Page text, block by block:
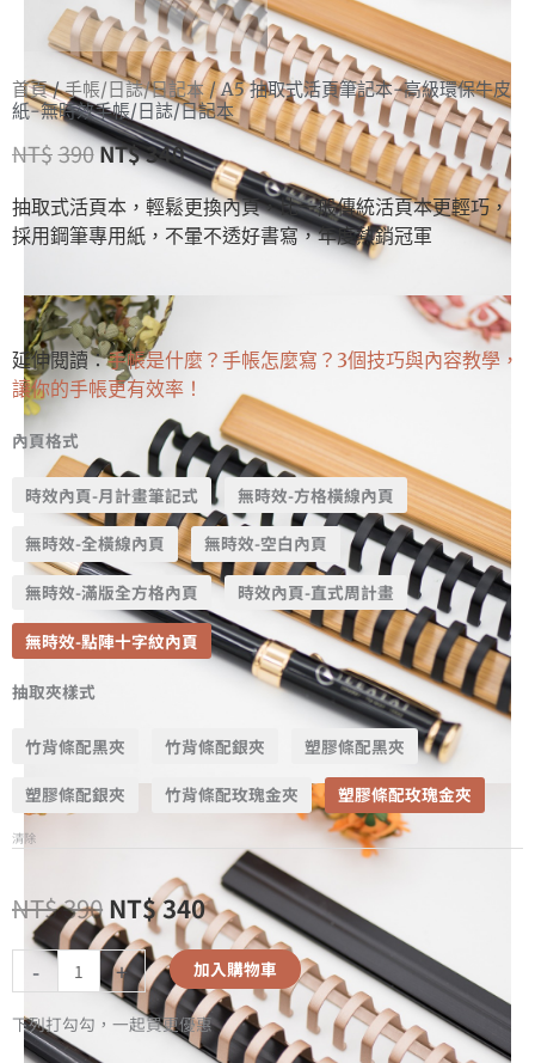
首頁/手帳/日誌/日記本/ A5 抽取式活頁筆記本-高級環保牛皮
紙-無時效手帳/日誌/日記本
NT$390NT$340
抽取式活頁本，輕鬆更換內頁，比一般傳統活頁本更輕巧，
採用鋼筆專用紙，不暈不透好書寫，年度熱銷冠軍
延伸閱讀：手帳是什麼？手帳怎麼寫？3個技巧與內容教學，
讓你的手帳更有效率！
內頁格式
時效內頁-月計畫筆記式 無時效-方格橫線內頁
無時效-全橫線內頁 無時效-空白內頁
無時效-滿版全方格內頁 時效內頁-直式周計畫
無時效-點陣十字紋內頁
抽取夾樣式
竹背條配黑夾 竹背條配銀夾 塑膠條配黑夾
塑膠條配銀夾 竹背條配玫瑰金夾 塑膠條配玫瑰金夾
清除
NT$390 NT$340
- + 加入購物車
下列打勾勾，一起買更優惠